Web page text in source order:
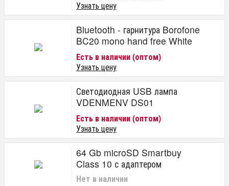
Узнать цену
Bluetooth - гарнитура Borofone
BC20 mono hand free White
Есть в наличии (оптом)
Узнать цену
Светодиодная USB лампа
VDENMENV DS01
Есть в наличии (оптом)
Узнать цену
64 Gb microSD Smartbuy
Class 10 с адаптером
Нет в наличии